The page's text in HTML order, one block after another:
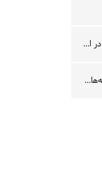
راهکارهای افزایش دقت موجودی در انبار
تأثیر دیجیتالی سازی انبار بر هزینه‌های عملیاتی